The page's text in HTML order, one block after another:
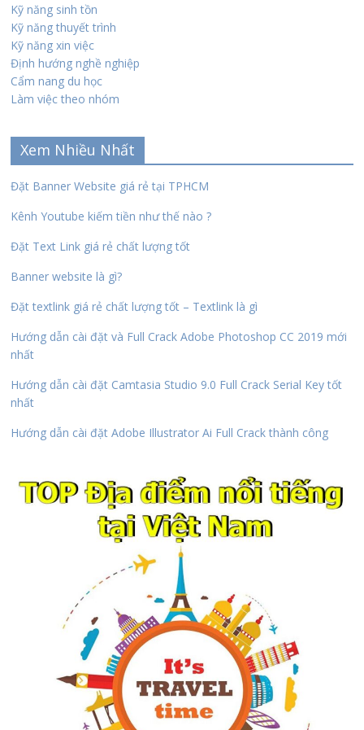
Kỹ năng sinh tồn
Kỹ năng thuyết trình
Kỹ năng xin việc
Định hướng nghề nghiệp
Cẩm nang du học
Làm việc theo nhóm
Xem Nhiều Nhất
Đặt Banner Website giá rẻ tại TPHCM
Kênh Youtube kiếm tiền như thế nào ?
Đặt Text Link giá rẻ chất lượng tốt
Banner website là gì?
Đặt textlink giá rẻ chất lượng tốt – Textlink là gì
Hướng dẫn cài đặt và Full Crack Adobe Photoshop CC 2019 mới
nhất
Hướng dẫn cài đặt Camtasia Studio 9.0 Full Crack Serial Key tốt
nhất
Hướng dẫn cài đặt Adobe Illustrator Ai Full Crack thành công